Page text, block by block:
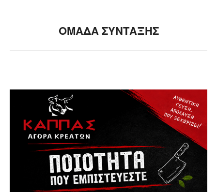
ΟΜΑΔΑ ΣΥΝΤΑΞΗΣ